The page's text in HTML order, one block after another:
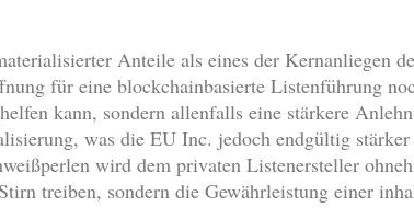
Anteile als eines der Kernanliegen
für eine blockchainbasierte Listenführung
kann, sondern allenfalls eine stärkere
was die EU Inc. jedoch endgültig
wird dem privaten Listenersteller
treiben, sondern die Gewährleistung einer